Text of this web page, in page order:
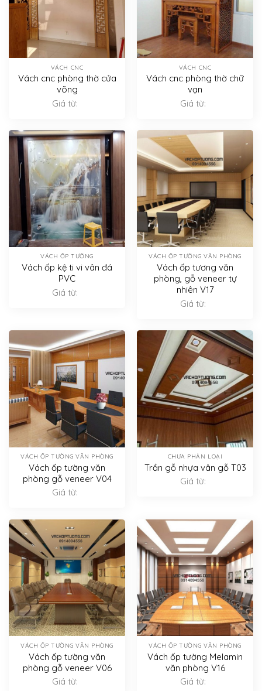
VÁCH CNC
Vách cnc phòng thờ cửa
võng
Giá từ:
VÁCH CNC
Vách cnc phòng thờ chữ
vạn
Giá từ:
VÁCH ỐP TƯỜNG
Vách ốp kệ ti vi vân đá
PVC
Giá từ:
VÁCH ỐP TƯỜNG VĂN PHÒNG
Vách ốp tương văn
phòng, gỗ veneer tự
nhiên V17
Giá từ:
VÁCH ỐP TƯỜNG VĂN PHÒNG
Vách ốp tường văn
phòng gỗ veneer V04
Giá từ:
CHƯA PHÂN LOẠI
Trần gỗ nhựa vân gỗ T03
Giá từ:
VÁCH ỐP TƯỜNG VĂN PHÒNG
Vách ốp tường văn
phòng gỗ veneer V06
Giá từ:
VÁCH ỐP TƯỜNG VĂN PHÒNG
Vách ốp tường Melamin
văn phòng V16
Giá từ: